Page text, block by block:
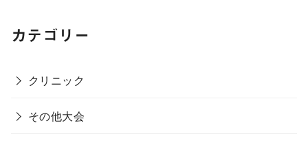
カテゴリー
クリニック
その他大会